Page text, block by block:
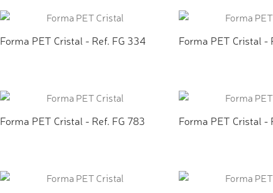
Forma PET Cristal - Ref. FG 334 Forma PET Cristal -
Forma PET Cristal - Ref. FG 783 Forma PET Cristal -